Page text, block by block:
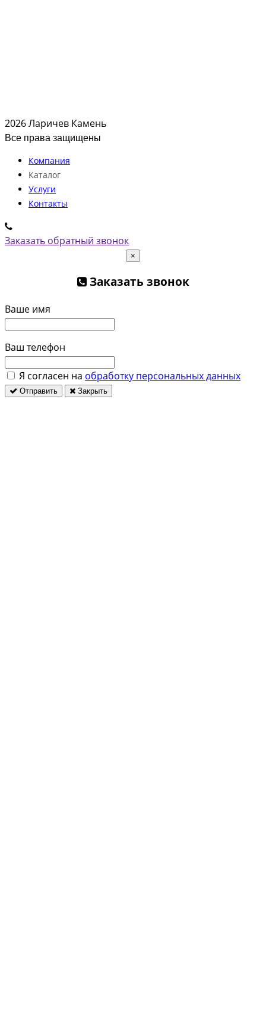
2026 Ларичев Камень
Все права защищены
Компания
Каталог
Услуги
Контакты
Заказать обратный звонок
×
Заказать звонок
Ваше имя
Ваш телефон
Я согласен на обработку персональных данных
Отправить Закрыть